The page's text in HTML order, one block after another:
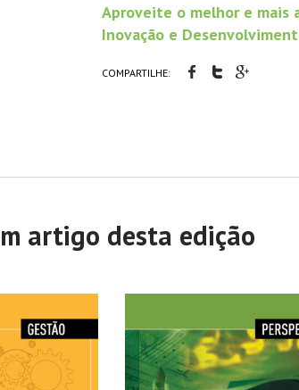
Aproveite o melhor e mais
Inovação e
COMPARTILHE:
artigo desta edição